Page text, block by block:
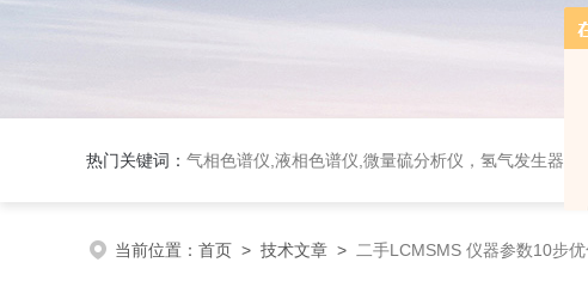
热门关键词： 气相色谱仪,液相色谱仪,微量硫分析仪，氢气发生器，氮气发生器，空气发生器，色谱耗件（N2000色谱工作站，色谱柱、阀件
当前位置： 首页 > 技术文章 > 二手LCMSMS 仪器参数10步